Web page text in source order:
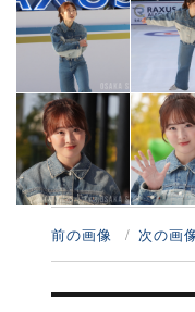
前の画像 次の画
投